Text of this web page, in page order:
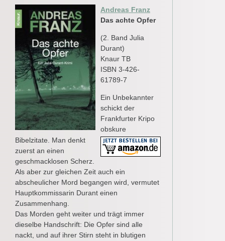
Andreas Franz
Das achte Opfer
(2. Band Julia
Durant)
Knaur TB
ISBN 3-426-
61789-7
Ein Unbekannter
schickt der
Frankfurter Kripo
obskure
Bibelzitate. Man denkt
zuerst an einen
geschmacklosen Scherz.
Als aber zur gleichen Zeit auch ein
abscheulicher Mord begangen wird, vermutet
Hauptkommissarin Durant einen
Zusammenhang.
Das Morden geht weiter und trägt immer
dieselbe Handschrift: Die Opfer sind alle
nackt, und auf ihrer Stirn steht in blutigen